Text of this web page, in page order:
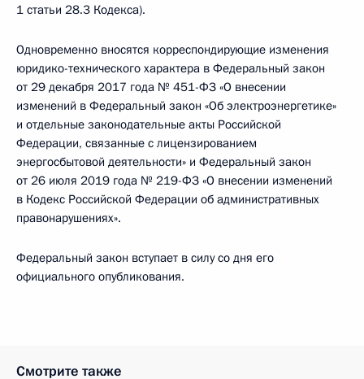
1 статьи 28.3 Кодекса).
Одновременно вносятся корреспондирующие изменения
юридико-технического характера в Федеральный закон
от 29 декабря 2017 года № 451-ФЗ «О внесении
изменений в Федеральный закон «Об электроэнергетике»
и отдельные законодательные акты Российской
Федерации, связанные с лицензированием
энергосбытовой деятельности» и Федеральный закон
от 26 июля 2019 года № 219-ФЗ «О внесении изменений
в Кодекс Российской Федерации об административных
правонарушениях».
Федеральный закон вступает в силу со дня его
официального опубликования.
Смотрите также